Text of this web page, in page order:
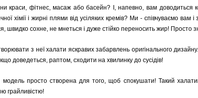
краси, фітнес, масаж або басейн? І, напевно, вам доводиться
хімії і жирні плями від усіляких кремів? Ми - співчуваємо
швидко сохне, не мнеться і дуже стійко переносить жир! Просто
з неї халати яскравих забарвлень оригінального
доведеться, раптом, сходити на хвилинку до сусідів!
модель просто створена для того, щоб спокушати! Такий
грайливістю!